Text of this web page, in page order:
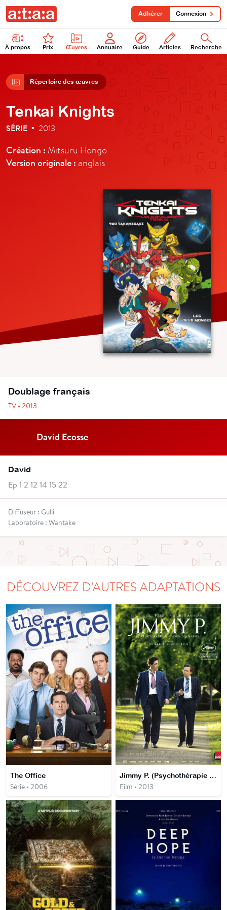
À propos Prix Œuvres Annuaire Guide Articles Recherche
Adhérer Connexion
Répertoire des œuvres
Tenkai Knights
SÉRIE • 2013
Création : Mitsuru Hongo
Version originale : anglais
Doublage français
TV • 2013
David Ecosse
David
Ep 1 2 12 14 15 22
Diffuseur : Gulli
Laboratoire : Wantake
DÉCOUVREZ D'AUTRES ADAPTATIONS
The Office
Série • 2006
Jimmy P. (Psychothérapie d'un Indien des plaines)
Film • 2013